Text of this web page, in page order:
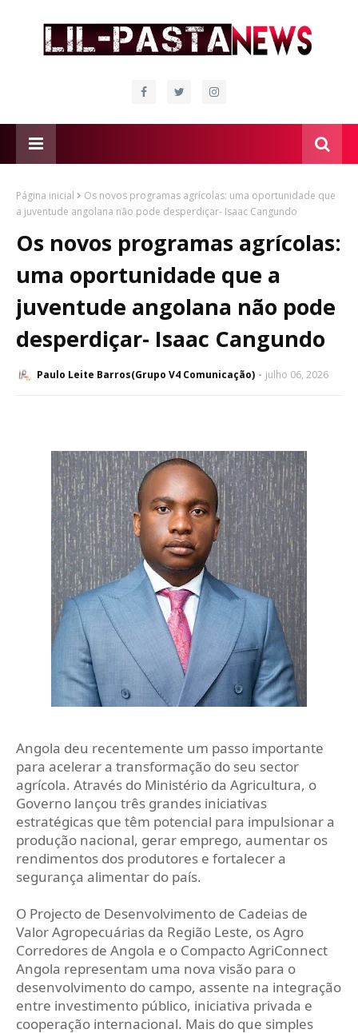
Página inicial
Os novos programas agrícolas: uma oportunidade que
a juventude angolana não pode desperdiçar- Isaac Cangundo
Os novos programas agrícolas:
uma oportunidade que a
juventude angolana não pode
desperdiçar- Isaac Cangundo
Paulo Leite Barros(Grupo V4 Comunicação) julho 06, 2026
Angola deu recentemente um passo importante
para acelerar a transformação do seu sector
agrícola. Através do Ministério da Agricultura, o
Governo lançou três grandes iniciativas
estratégicas que têm potencial para impulsionar a
produção nacional, gerar emprego, aumentar os
rendimentos dos produtores e fortalecer a
segurança alimentar do país.
O Projecto de Desenvolvimento de Cadeias de
Valor Agropecuárias da Região Leste, os Agro
Corredores de Angola e o Compacto AgriConnect
Angola representam uma nova visão para o
desenvolvimento do campo, assente na integração
entre investimento público, iniciativa privada e
cooperação internacional. Mais do que simples